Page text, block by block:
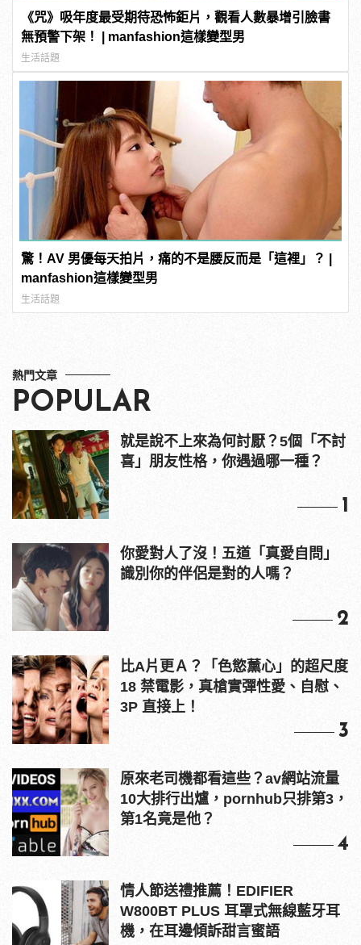
《咒》吸年度最受期待恐怖鉅片，觀看人數暴增引臉書
無預警下架！ | manfashion這樣變型男
生活話題
驚！AV 男優每天拍片，痛的不是腰反而是「這裡」？ |
manfashion這樣變型男
生活話題
熱門文章
POPULAR
就是說不上來為何討厭？5個「不討
喜」朋友性格，你遇過哪一種？
1
你愛對人了沒！五道「真愛自問」
識別你的伴侶是對的人嗎？
2
比A片更Ａ？「色慾薰心」的超尺度
18 禁電影，真槍實彈性愛、自慰、
3P 直接上！
3
原來老司機都看這些？av網站流量
10大排行出爐，pornhub只排第3，
第1名竟是他？
4
情人節送禮推薦！EDIFIER
W800BT PLUS 耳罩式無線藍牙耳
機，在耳邊傾訴甜言蜜語